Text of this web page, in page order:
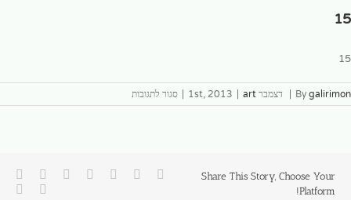
15
15
By galirimon דצמבר 1st, 2013 art סגור לתגובות
Share This Story, Choose Your
Platform!